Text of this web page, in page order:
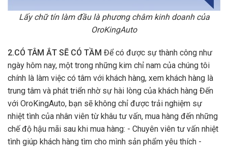
Lấy chữ tín làm đầu là phương châm kinh doanh của
OroKingAuto
2.CÓ TÂM ẮT SẼ CÓ TẦM Để có được sự thành công như
ngày hôm nay, một trong những kim chỉ nam của chúng tôi
chính là làm việc có tâm với khách hàng, xem khách hàng là
trung tâm và phát triển nhờ sự hài lòng của khách hàng Đến
với OroKingAuto, bạn sẽ không chỉ được trải nghiệm sự
nhiệt tình của nhân viên từ khâu tư vấn, mua hàng đến những
chế độ hậu mãi sau khi mua hàng: - Chuyên viên tư vấn nhiệt
tình giúp khách hàng tìm cho mình sản phẩm yêu thích -